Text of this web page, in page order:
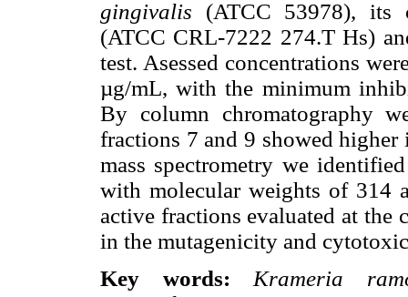
gingivalis (ATCC 53978), its
(ATCC CRL-7222 274.T Hs)
test. Asessed concentrations
µg/mL, with the minimum
By column chromatography
fractions 7 and 9 showed
mass spectrometry we
with molecular weights of 314
active fractions evaluated at the
in the mutagenicity and
Key words:
Krameria